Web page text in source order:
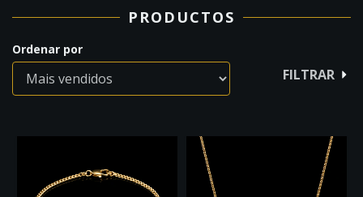
PRODUCTOS
Ordenar por
FILTRAR